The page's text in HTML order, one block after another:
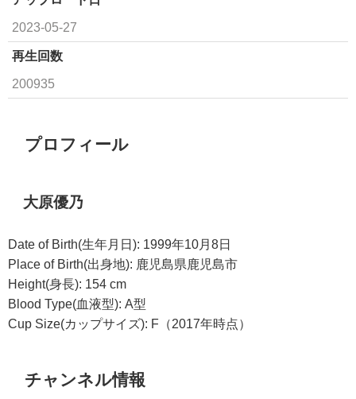
2023-05-27
再生回数
200935
プロフィール
大原優乃
Date of Birth(生年月日): 1999年10月8日
Place of Birth(出身地): 鹿児島県鹿児島市
Height(身長): 154 cm
Blood Type(血液型): A型
Cup Size(カップサイズ): F（2017年時点）
チャンネル情報